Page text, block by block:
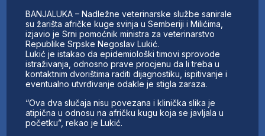
FINANSIJE
IZ STRANIH MEDIJA
AKTIVNOSTI
SWOT INTERVJU
UČLANI SE
KONTAKT
BANJALUKA – Nadležne veterinarske službe sanirale
su žarišta afričke kuge svinja u Semberiji i Milićima,
izjavio je Srni pomoćnik ministra za veterinarstvo
Republike Srpske Negoslav Lukić.
Lukić je istakao da epidemiološki timovi sprovode
istraživanja, odnosno prave procjenu da li treba u
kontaktnim dvorištima raditi dijagnostiku, ispitivanje i
eventualno utvrđivanje odakle je stigla zaraza.
“Ova dva slučaja nisu povezana i klinička slika je
atipična u odnosu na afričku kugu koja se javljala u
početku”, rekao je Lukić.